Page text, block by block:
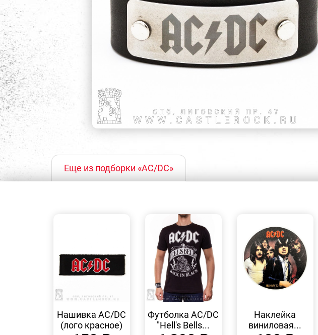
Еще из подборки «AC/DC»
ПРОСМОТР
Нашивка AC/DC
(лого красное)
ПРОСМОТР
Футболка AC/DC
"Hell's Bells...
ПРОСМОТР
Наклейка
виниловая...